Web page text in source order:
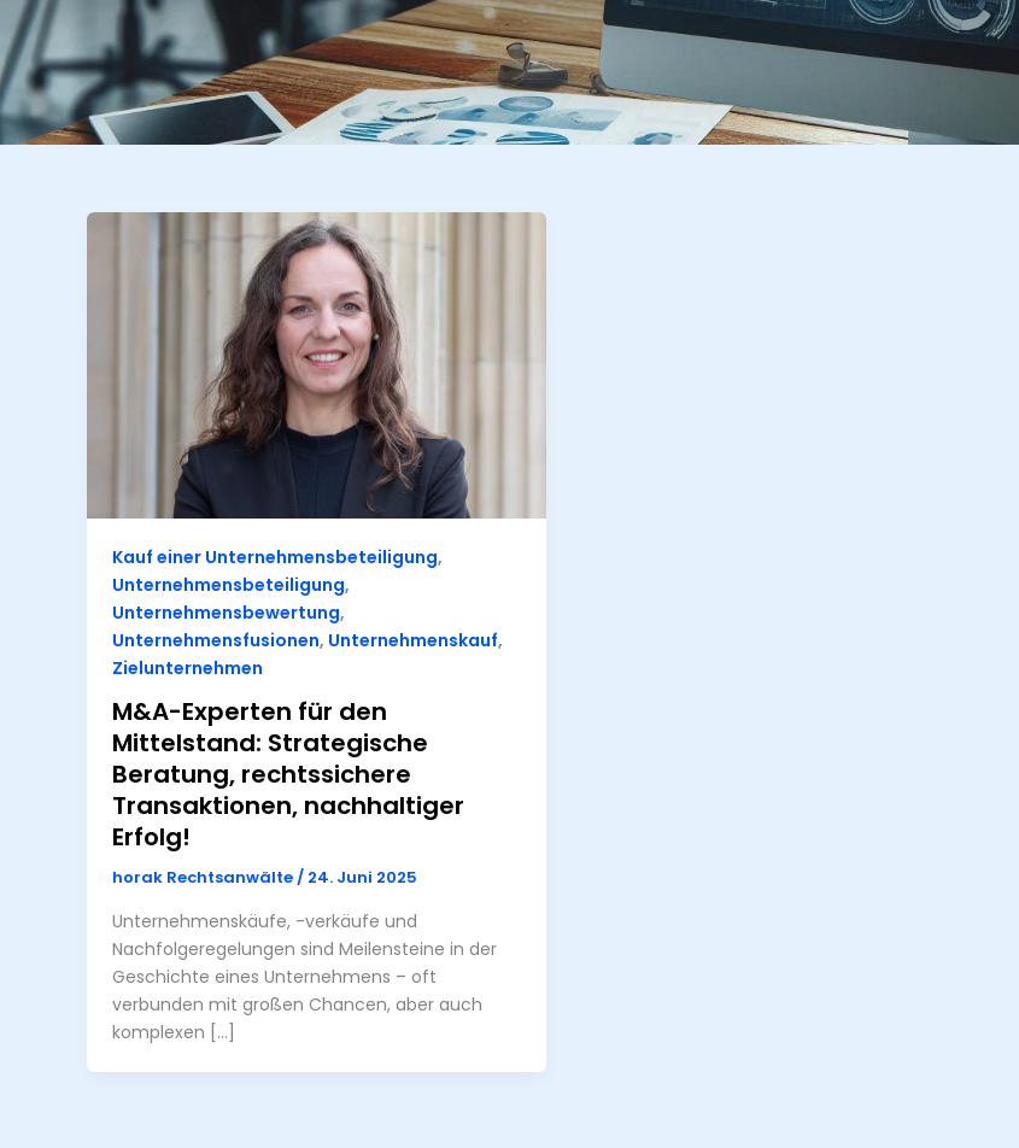
Kauf einer Unternehmensbeteiligung,
Unternehmensbeteiligung,
Unternehmensbewertung,
Unternehmensfusionen, Unternehmenskauf,
Zielunternehmen
M&A-Experten für den
Mittelstand: Strategische
Beratung, rechtssichere
Transaktionen, nachhaltiger
Erfolg!
horak Rechtsanwälte/ 24. Juni 2025
Unternehmenskäufe, -verkäufe und
Nachfolgeregelungen sind Meilensteine in der
Geschichte eines Unternehmens – oft
verbunden mit großen Chancen, aber auch
komplexen […]